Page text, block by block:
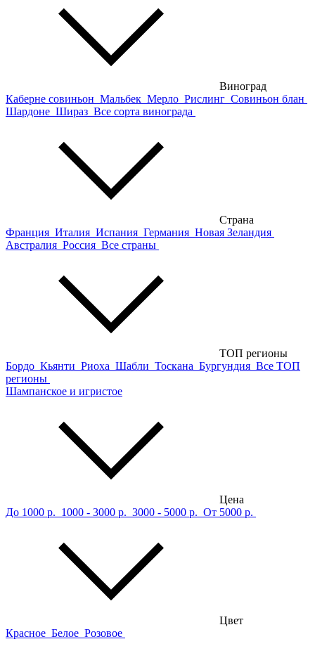
Виноград
Каберне совиньон Мальбек Мерло Рислинг Совиньон блан
Шардоне Шираз Все сорта винограда
Страна
Франция Италия Испания Германия Новая Зеландия
Австралия Россия Все страны
ТОП регионы
Бордо Кьянти Риоха Шабли Тоскана Бургундия Все ТОП
регионы
Шампанское и игристое
Цена
До 1000 р. 1000 - 3000 р. 3000 - 5000 р. От 5000 р.
Цвет
Красное Белое Розовое